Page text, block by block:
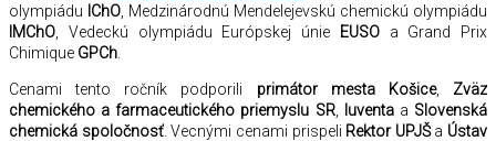
olympiádu IChO , Medzinárodnú Mendelejevskú chemickú olympiádu
IMChO , Vedeckú olympiádu Európskej únie EUSOa Grand Prix
Chimique GPCh
Cenami tento ročník podporili primátor mesta Košice, Zväz
chemického a farmaceutického priemyslu SR, Iuventaa Slovenská
chemická spoločnosť. Vecnými cenami prispeli Rektor UPJŠa Ústav